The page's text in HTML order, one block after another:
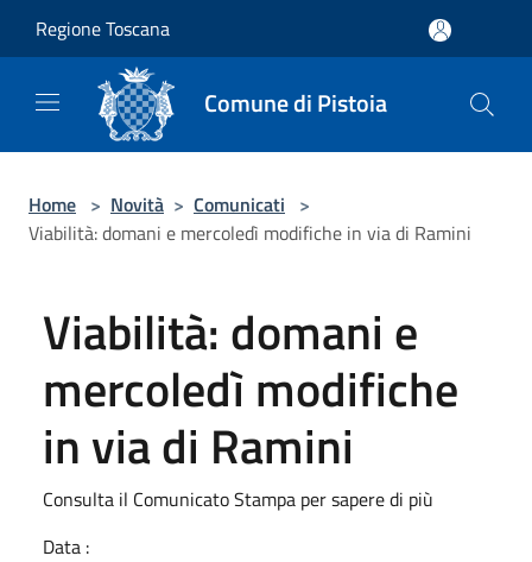
Regione Toscana
Comune di Pistoia
Home > Novità > Comunicati >
Viabilità: domani e mercoledì modifiche in via di Ramini
Viabilità: domani e
mercoledì modifiche
in via di Ramini
Consulta il Comunicato Stampa per sapere di più
Data :